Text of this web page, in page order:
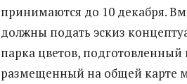
принимаются до 10 декабря.
должны подать эскиз
парка цветов,
размещенный на общей карте